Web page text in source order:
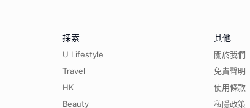
探索
U Lifestyle
Travel
HK
Beauty
其他
關於我們
免責聲明
使用條款
私隱政策